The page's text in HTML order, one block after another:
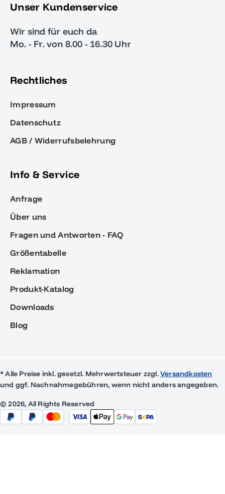
Unser Kundenservice
Wir sind für euch da
Mo. - Fr. von 8.00 - 16.30 Uhr
Rechtliches
Impressum
Datenschutz
AGB / Widerrufsbelehrung
Info & Service
Anfrage
Über uns
Fragen und Antworten - FAQ
Größentabelle
Reklamation
Produkt-Katalog
Downloads
Blog
* Alle Preise inkl. gesetzl. Mehrwertsteuer zzgl.Versandkosten
und ggf. Nachnahmegebühren, wenn nicht anders angegeben.
© 2026, All Rights Reserved